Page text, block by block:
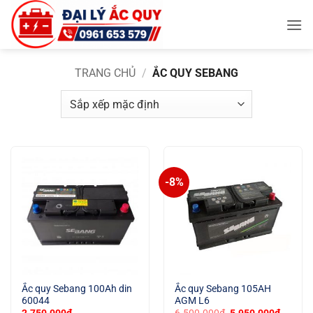
qua
TRANG CHỦ / ẮC QUY SEBANG
Ắc quy Sebang 100Ah din
60044
-8%
Ắc quy Sebang 105AH
AGM L6